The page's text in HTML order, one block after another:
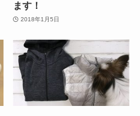
ます！
2018年1月5日